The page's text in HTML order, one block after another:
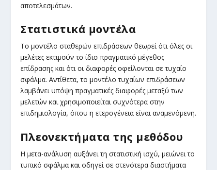
αποτελεσμάτων.
Στατιστικά μοντέλα
Το μοντέλο σταθερών επιδράσεων θεωρεί ότι όλες οι
μελέτες εκτιμούν το ίδιο πραγματικό μέγεθος
επίδρασης και ότι οι διαφορές οφείλονται σε τυχαίο
σφάλμα. Αντίθετα, το μοντέλο τυχαίων επιδράσεων
λαμβάνει υπόψη πραγματικές διαφορές μεταξύ των
μελετών και χρησιμοποιείται συχνότερα στην
επιδημιολογία, όπου η ετερογένεια είναι αναμενόμενη.
Πλεονεκτήματα της μεθόδου
Η μετα-ανάλυση αυξάνει τη στατιστική ισχύ, μειώνει το
τυπικό σφάλμα και οδηγεί σε στενότερα διαστήματα